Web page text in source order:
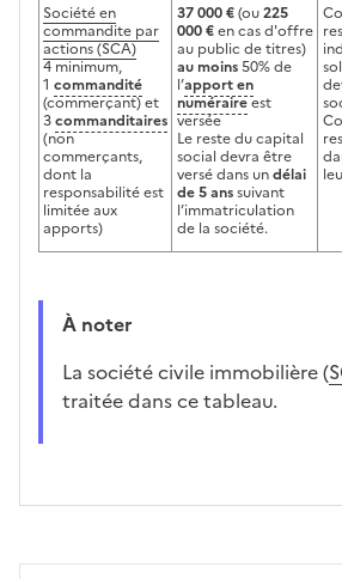
Société en
commandite par
actions (SCA)
4 minimum,
1 commandité
(commerçant) et
3commanditaires
(non
commerçants,
dont la
responsabilité est
limitée aux
apports)
37 000 €(ou225
000 €en cas d'offre
au public de titres)
au moins50% de
l’apport en
numéraireest
versée
Le reste du capital
social devra être
versé dans undélai
de 5 anssuivant
l’immatriculation
de la société.
À noter
La société civile immobilière (
traitée dans ce tableau.